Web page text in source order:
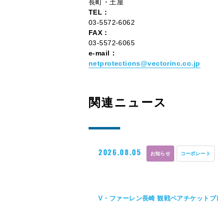
長町・土屋
TEL：
03-5572-6062
FAX：
03-5572-6065
e-mail：
netprotections@vectorinc.co.jp
関連ニュース
2026.08.05 お知らせ コーポレート
V・ファーレン長崎 観戦ペアチケットプ